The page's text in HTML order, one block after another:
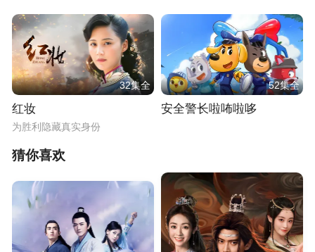
32集全
红妆
为胜利隐藏真实身份
52集全
安全警长啦咘啦哆
猜你喜欢